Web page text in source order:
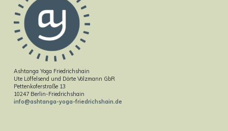
Ashtanga Yoga Friedrichshain
Ute Löffelsend und Dörte Völzmann GbR
Pettenkoferstraße 13
10247 Berlin-Friedrichshain
info@ashtanga-yoga-friedrichshain.de